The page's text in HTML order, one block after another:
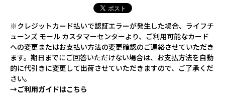
※クレジットカード払いで認証エラーが発生した場合、ライフチ
ューンズ モール カスタマーセンターより、ご利用可能なカード
への変更またはお支払い方法の変更確認のご連絡させていただき
ます。期日までにご回答いただけない場合は、お支払方法を自動
的に代引きに変更して出荷させていただきますので、ご了承くだ
さい。
→ご利用ガイドはこちら